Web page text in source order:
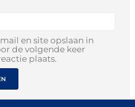
en site opslaan in
de volgende keer
plaats.